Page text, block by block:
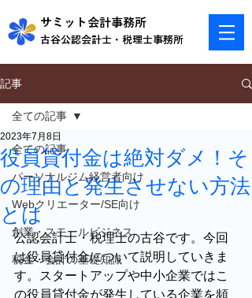
​サミット会計事務所
​古谷公認会計士・税理士事務所
記事
全ての記事
パーソナルジム経営者向け
Webクリエーター/SE向け
創業・スモールビジネス
税金・会計の基礎知識
全ての記事
役員貸付金は絶対ダメ！そ
の理由と発生させない方法
とは
2023年7月8日
公認会計士・税理士の古谷です。今回
は役員貸付金について説明していきま
す。スタートアップや中小企業ではこ
の役員貸付金が発生している企業を頻